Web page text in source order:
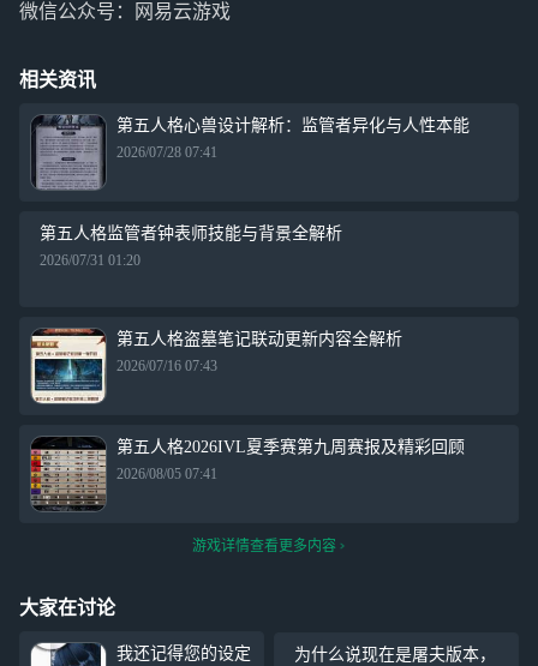
微信公众号：网易云游戏
相关资讯
第五人格心兽设计解析：监管者异化与人性本能
2026/07/28 07:41
第五人格监管者钟表师技能与背景全解析
2026/07/31 01:20
第五人格盗墓笔记联动更新内容全解析
2026/07/16 07:43
第五人格2026IVL夏季赛第九周赛报及精彩回顾
2026/08/05 07:41
游戏详情查看更多内容
大家在讨论
我还记得您的设定
为什么说现在是屠夫版本，